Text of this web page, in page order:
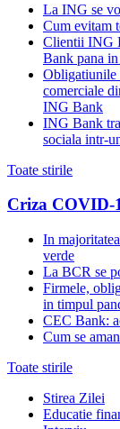
La ING se
Cum evitam
Clientii ING
Bank pana
Obligatiunile
comerciale
ING Bank
ING Bank
sociala intr-
Toate stirile
Criza COVID-
In
verde
La BCR se
Firmele,
in timpul
CEC Bank:
Cum se
Toate stirile
Stirea Zilei
Educatie